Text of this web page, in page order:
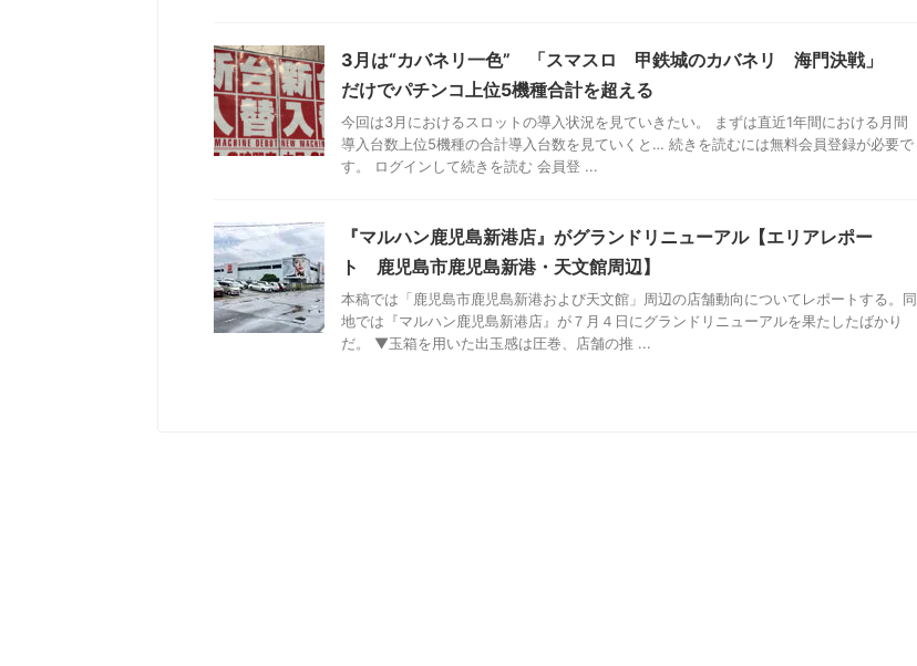
3月は“カバネリ一色” 「スマスロ 甲鉄城のカバネリ 海門決戦」
だけでパチンコ上位5機種合計を超える
今回は3月におけるスロットの導入状況を見ていきたい。 まずは直近1年間における月間
導入台数上位5機種の合計導入台数を見ていくと… 続きを読むには無料会員登録が必要で
す。 ログインして続きを読む 会員登 ...
『マルハン鹿児島新港店』がグランドリニューアル【エリアレポー
ト 鹿児島市鹿児島新港・天文館周辺】
本稿では「鹿児島市鹿児島新港および天文館」周辺の店舗動向についてレポートする。同
地では『マルハン鹿児島新港店』が７月４日にグランドリニューアルを果たしたばかり
だ。 ▼玉箱を用いた出玉感は圧巻、店舗の推 ...